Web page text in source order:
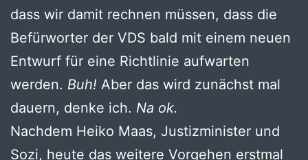
dass wir damit rechnen müssen, dass die
Befürworter der VDS bald mit einem neuen
Entwurf für eine Richtlinie aufwarten
werden. Buh! Aber das wird zunächst mal
dauern, denke ich. Na ok.
Nachdem Heiko Maas, Justizminister und
Sozi, heute das weitere Vorgehen erstmal